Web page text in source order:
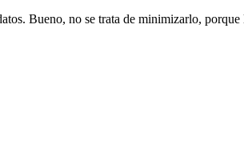
Bueno, no se trata de minimizarlo,